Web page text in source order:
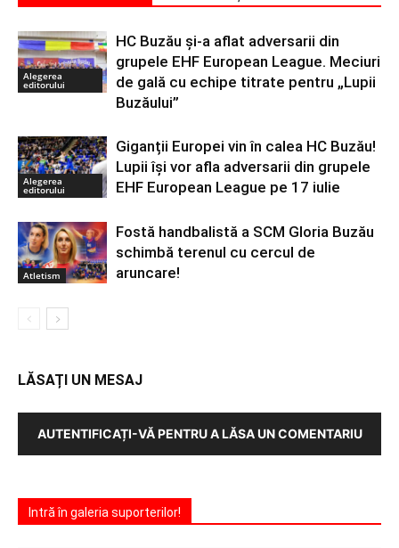
Alegerea
editorului
HC Buzău și-a aflat adversarii din
grupele EHF European League. Meciuri
de gală cu echipe titrate pentru „Lupii
Buzăului”
Alegerea
editorului
Giganții Europei vin în calea HC Buzău!
Lupii își vor afla adversarii din grupele
EHF European League pe 17 iulie
Atletism
Fostă handbalistă a SCM Gloria Buzău
schimbă terenul cu cercul de
aruncare!
LĂSAȚI UN MESAJ
AUTENTIFICAȚI-VĂ PENTRU A LĂSA UN COMENTARIU
Intră în galeria suporterilor!